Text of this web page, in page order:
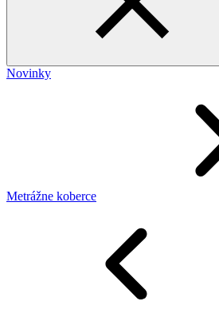
Novinky
Metrážne koberce